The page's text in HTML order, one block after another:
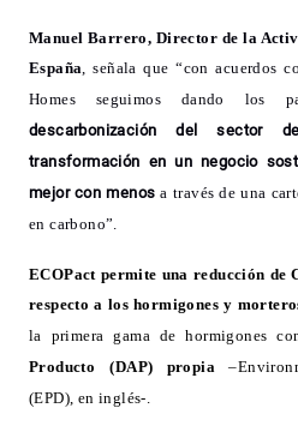
Manuel Barrero, Director de la
España, señala que “con acuerdos
Homes seguimos dando los
descarbonización del sector
transformación en un negocio
mejor con menos a través de una
en carbono”.
ECOPact permite una reducción de
respecto a los hormigones y
la primera gama de hormigones
Producto
(DAP) propia
(EPD), en inglés-.